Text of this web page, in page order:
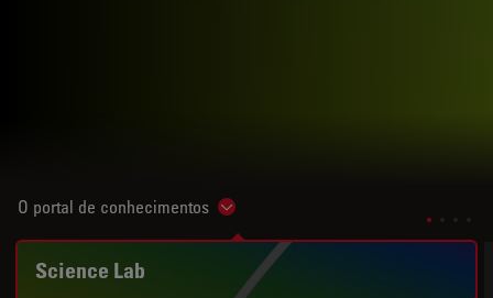
O portal de conhecimentos Show subnavigation
Science Lab